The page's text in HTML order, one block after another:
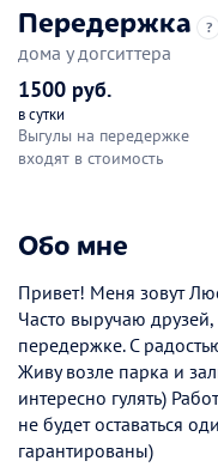
Передержка ?
дома у догситтера
1500 руб.
в сутки
Выгулы на передержке
входят в стоимость
Обо мне
Привет! Меня зовут
Часто выручаю
передержке. С
Живу возле парка и
интересно гулять)
не будет оставаться
гарантированы)